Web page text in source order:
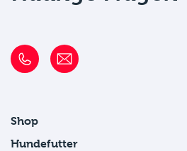
Shop
Hundefutter